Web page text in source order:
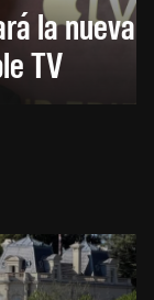
la nueva
TV